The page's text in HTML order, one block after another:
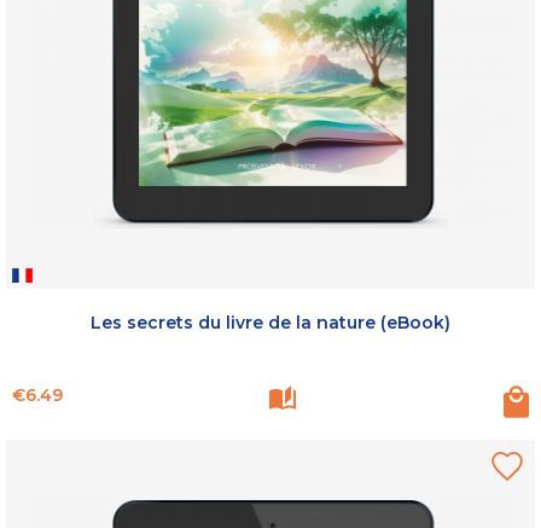
Les secrets du livre de la nature (eBook)
Price
€6.49